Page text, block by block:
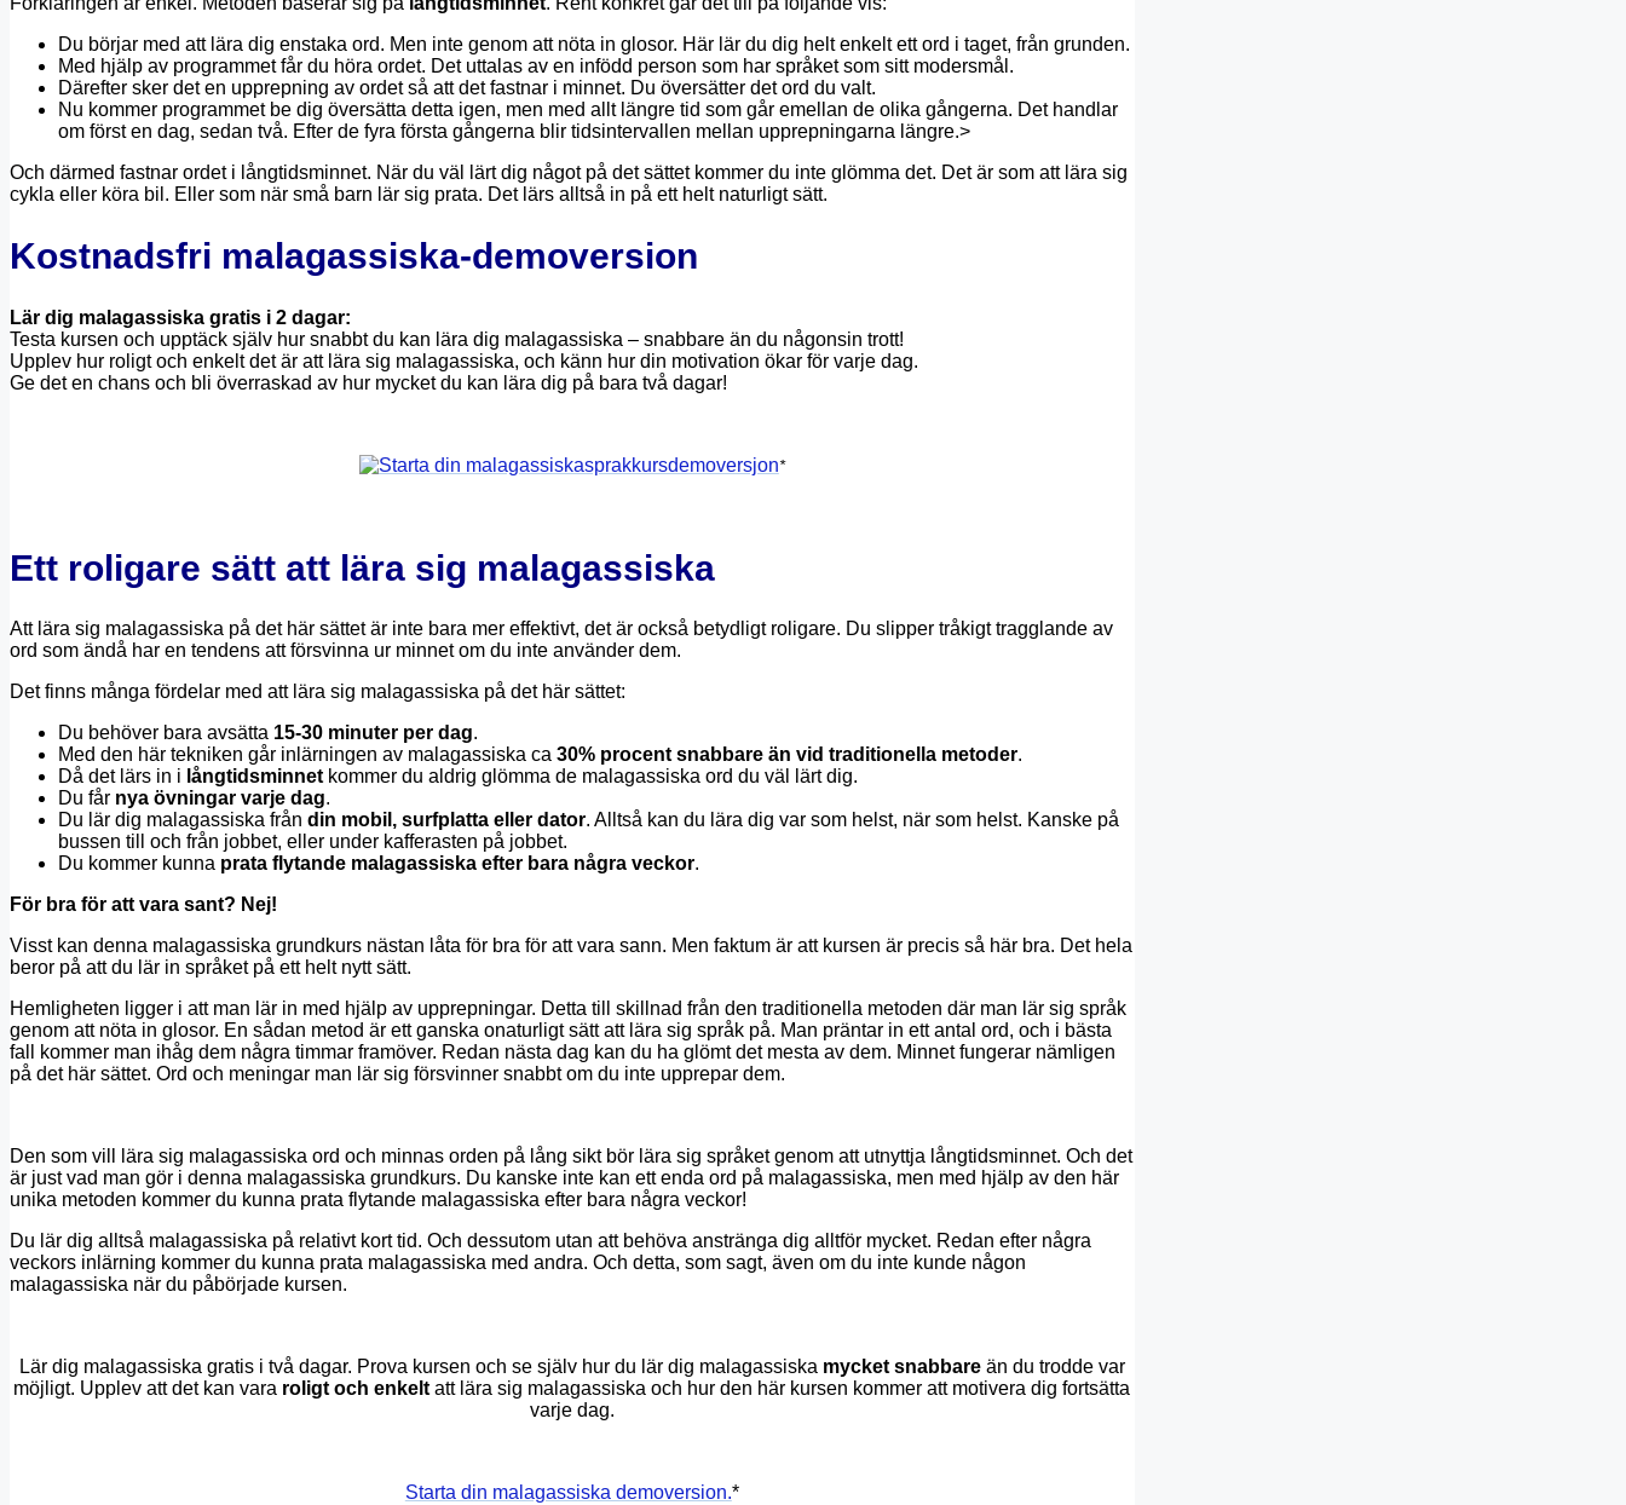
Du börjar med att lära dig enstaka ord. Men inte genom att nöta in glosor. Här lär du dig helt enkelt ett ord i taget, från grunden.
Med hjälp av programmet får du höra ordet. Det uttalas av en infödd person som har språket som sitt modersmål.
Därefter sker det en upprepning av ordet så att det fastnar i minnet. Du översätter det ord du valt.
Nu kommer programmet be dig översätta detta igen, men med allt längre tid som går emellan de olika gångerna. Det handlar
om först en dag, sedan två. Efter de fyra första gångerna blir tidsintervallen mellan upprepningarna längre.>
Och därmed fastnar ordet i långtidsminnet. När du väl lärt dig något på det sättet kommer du inte glömma det. Det är som att lära sig
cykla eller köra bil. Eller som när små barn lär sig prata. Det lärs alltså in på ett helt naturligt sätt.
Kostnadsfri malagassiska-demoversion
Lär dig malagassiska gratis i 2 dagar:
Testa kursen och upptäck själv hur snabbt du kan lära dig malagassiska – snabbare än du någonsin trott!
Upplev hur roligt och enkelt det är att lära sig malagassiska, och känn hur din motivation ökar för varje dag.
Ge det en chans och bli överraskad av hur mycket du kan lära dig på bara två dagar!
*
Ett roligare sätt att lära sig malagassiska
Att lära sig malagassiska på det här sättet är inte bara mer effektivt, det är också betydligt roligare. Du slipper tråkigt tragglande av
ord som ändå har en tendens att försvinna ur minnet om du inte använder dem.
Det finns många fördelar med att lära sig malagassiska på det här sättet:
Du behöver bara avsätta 15-30 minuter per dag.
Med den här tekniken går inlärningen av malagassiska ca 30% procent snabbare än vid traditionella metoder.
Då det lärs in i långtidsminnetkommer du aldrig glömma de malagassiska ord du väl lärt dig.
Du får nya övningar varje dag.
Du lär dig malagassiska från din mobil, surfplatta eller dator. Alltså kan du lära dig var som helst, när som helst. Kanske på
bussen till och från jobbet, eller under kafferasten på jobbet.
Du kommer kunna prata flytande malagassiska efter bara några veckor.
För bra för att vara sant? Nej!
Visst kan denna malagassiska grundkurs nästan låta för bra för att vara sann. Men faktum är att kursen är precis så här bra. Det hela
beror på att du lär in språket på ett helt nytt sätt.
Hemligheten ligger i att man lär in med hjälp av upprepningar. Detta till skillnad från den traditionella metoden där man lär sig språk
genom att nöta in glosor. En sådan metod är ett ganska onaturligt sätt att lära sig språk på. Man präntar in ett antal ord, och i bästa
fall kommer man ihåg dem några timmar framöver. Redan nästa dag kan du ha glömt det mesta av dem. Minnet fungerar nämligen
på det här sättet. Ord och meningar man lär sig försvinner snabbt om du inte upprepar dem.
Den som vill lära sig malagassiska ord och minnas orden på lång sikt bör lära sig språket genom att utnyttja långtidsminnet. Och det
är just vad man gör i denna malagassiska grundkurs. Du kanske inte kan ett enda ord på malagassiska, men med hjälp av den här
unika metoden kommer du kunna prata flytande malagassiska efter bara några veckor!
Du lär dig alltså malagassiska på relativt kort tid. Och dessutom utan att behöva anstränga dig alltför mycket. Redan efter några
veckors inlärning kommer du kunna prata malagassiska med andra. Och detta, som sagt, även om du inte kunde någon
malagassiska när du påbörjade kursen.
Lär dig malagassiska gratis i två dagar. Prova kursen och se själv hur du lär dig malagassiska mycket snabbareän du trodde var
möjligt. Upplev att det kan vara roligt och enkeltatt lära sig malagassiska och hur den här kursen kommer att motivera dig fortsätta
varje dag.
Starta din malagassiska demoversion.*